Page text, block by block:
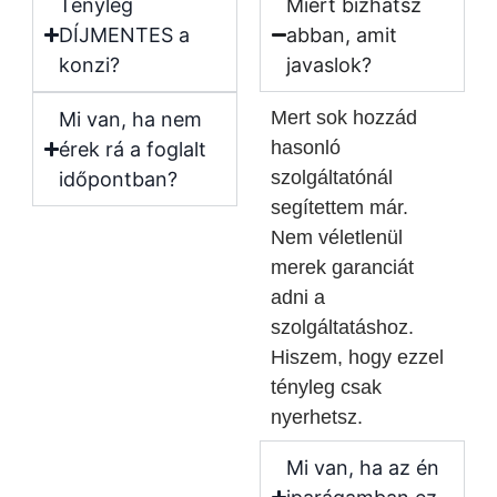
Tényleg
DÍJMENTES a
konzi?
Mi van, ha nem
érek rá a foglalt
időpontban?
Miért bízhatsz
abban, amit
javaslok?
Mert sok hozzád
hasonló
szolgáltatónál
segítettem már.
Nem véletlenül
merek garanciát
adni a
szolgáltatáshoz.
Hiszem, hogy ezzel
tényleg csak
nyerhetsz.
Mi van, ha az én